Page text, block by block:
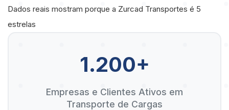
Dados reais mostram porque a Zurcad Transportes é 5
estrelas
1.200+
Empresas e Clientes Ativos em
Transporte de Cargas